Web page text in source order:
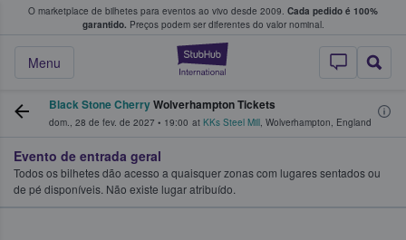
O marketplace de bilhetes para eventos ao vivo desde 2009. Cada pedido é 100%
garantido. Preços podem ser diferentes do valor nominal.
StubHub – onde
Menu
fãs compram e vendem bilhetes
Black Stone CherryWolverhampton Tickets
dom., 28 de fev. de 2027 • 19:00 at KKs Steel Mill, Wolverhampton, England
Evento de entrada geral
Todos os bilhetes dão acesso a quaisquer zonas com lugares sentados ou
de pé disponíveis. Não existe lugar atribuído.